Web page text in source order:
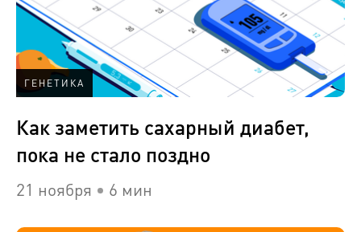
ГЕНЕТИКА
Как заметить сахарный диабет,
пока не стало поздно
21 ноября 6 мин